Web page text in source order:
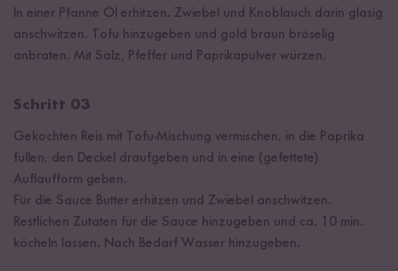
In einer Pfanne Öl erhitzen. Zwiebel und Knoblauch darin glasig
anschwitzen. Tofu hinzugeben und gold braun bröselig
anbraten. Mit Salz, Pfeffer und Paprikapulver würzen.
Schritt 03
Gekochten Reis mit Tofu-Mischung vermischen, in die Paprika
füllen, den Deckel draufgeben und in eine (gefettete)
Auflaufform geben.
Für die Sauce Butter erhitzen und Zwiebel anschwitzen.
Restlichen Zutaten für die Sauce hinzugeben und ca. 10 min.
köcheln lassen. Nach Bedarf Wasser hinzugeben.